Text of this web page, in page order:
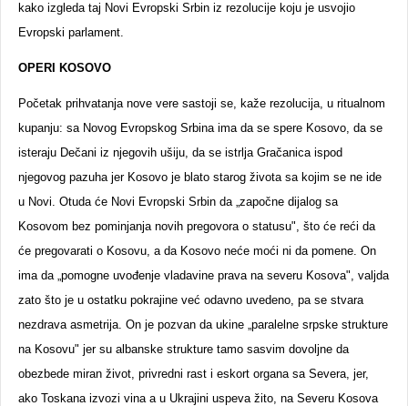
kako izgleda taj Novi Evropski Srbin iz rezolucije koju je usvojio
Evropski parlament.
OPERI KOSOVO
Početak prihvatanja nove vere sastoji se, kaže rezolucija, u ritualnom
kupanju: sa Novog Evropskog Srbina ima da se spere Kosovo, da se
isteraju Dečani iz njegovih ušiju, da se istrlja Gračanica ispod
njegovog pazuha jer Kosovo je blato starog života sa kojim se ne ide
u Novi. Otuda će Novi Evropski Srbin da „započne dijalog sa
Kosovom bez pominjanja novih pregovora o statusu", što će reći da
će pregovarati o Kosovu, a da Kosovo neće moći ni da pomene. On
ima da „pomogne uvođenje vladavine prava na severu Kosova", valjda
zato što je u ostatku pokrajine već odavno uvedeno, pa se stvara
nezdrava asmetrija. On je pozvan da ukine „paralelne srpske strukture
na Kosovu" jer su albanske strukture tamo sasvim dovoljne da
obezbede miran život, privredni rast i eskort organa sa Severa, jer,
ako Toskana izvozi vina a u Ukrajini uspeva žito, na Severu Kosova